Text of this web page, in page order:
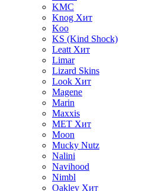
KMC
Knog Хит
Koo
KS (Kind Shock)
Leatt Хит
Limar
Lizard Skins
Look Хит
Magene
Marin
Maxxis
MET Хит
Moon
Mucky Nutz
Nalini
Navihood
Nimbl
Oakley Хит